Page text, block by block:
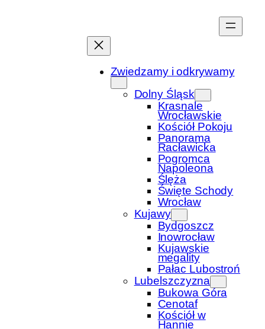
Zwiedzamy i odkrywamy
Dolny Śląsk
Krasnale
Wrocławskie
Kościół Pokoju
Panorama
Racławicka
Pogromca
Napoleona
Ślęża
Święte Schody
Wrocław
Kujawy
Bydgoszcz
Inowrocław
Kujawskie
megality
Pałac Lubostroń
Lubelszczyzna
Bukowa Góra
Cenotaf
Kościół w
Hannie